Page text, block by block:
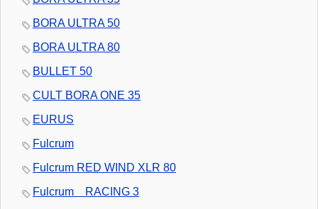
BORA ULTRA 50
BORA ULTRA 80
BULLET 50
CULT BORA ONE 35
EURUS
Fulcrum
Fulcrum RED WIND XLR 80
Fulcrum RACING 3